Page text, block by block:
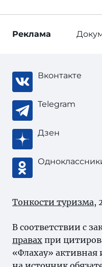
Реклама
Вконтакте
Telegram
Дзен
Тонкости туризма,
В соответствии с
правах при
«Флахау» активная